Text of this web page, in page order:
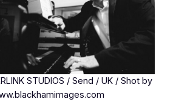
STUDIOS / Send / UK / Shot by